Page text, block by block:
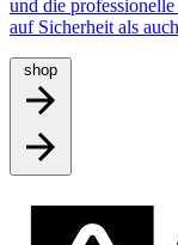
und die
auf Sicherheit als
shop